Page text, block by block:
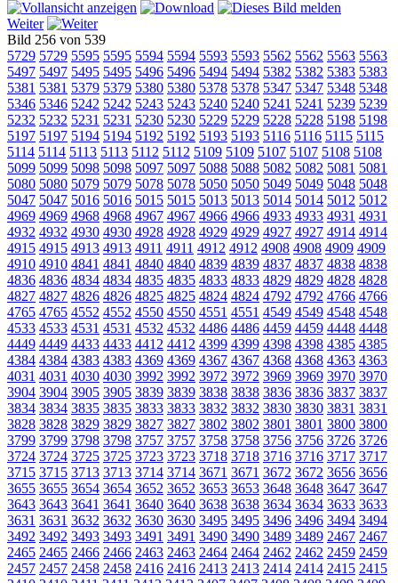
Weiter
Bild 256 von 539
5729 5729 5595 5595 5594 5594 5593 5593 5562 5562 5563 5563
5497 5497 5495 5495 5496 5496 5494 5494 5382 5382 5383 5383
5381 5381 5379 5379 5380 5380 5378 5378 5347 5347 5348 5348
5346 5346 5242 5242 5243 5243 5240 5240 5241 5241 5239 5239
5232 5232 5231 5231 5230 5230 5229 5229 5228 5228 5198 5198
5197 5197 5194 5194 5192 5192 5193 5193 5116 5116 5115 5115
5114 5114 5113 5113 5112 5112 5109 5109 5107 5107 5108 5108
5099 5099 5098 5098 5097 5097 5088 5088 5082 5082 5081 5081
5080 5080 5079 5079 5078 5078 5050 5050 5049 5049 5048 5048
5047 5047 5016 5016 5015 5015 5013 5013 5014 5014 5012 5012
4969 4969 4968 4968 4967 4967 4966 4966 4933 4933 4931 4931
4932 4932 4930 4930 4928 4928 4929 4929 4927 4927 4914 4914
4915 4915 4913 4913 4911 4911 4912 4912 4908 4908 4909 4909
4910 4910 4841 4841 4840 4840 4839 4839 4837 4837 4838 4838
4836 4836 4834 4834 4835 4835 4833 4833 4829 4829 4828 4828
4827 4827 4826 4826 4825 4825 4824 4824 4792 4792 4766 4766
4765 4765 4552 4552 4550 4550 4551 4551 4549 4549 4548 4548
4533 4533 4531 4531 4532 4532 4486 4486 4459 4459 4448 4448
4449 4449 4433 4433 4412 4412 4399 4399 4398 4398 4385 4385
4384 4384 4383 4383 4369 4369 4367 4367 4368 4368 4363 4363
4031 4031 4030 4030 3992 3992 3972 3972 3969 3969 3970 3970
3904 3904 3905 3905 3839 3839 3838 3838 3836 3836 3837 3837
3834 3834 3835 3835 3833 3833 3832 3832 3830 3830 3831 3831
3828 3828 3829 3829 3827 3827 3802 3802 3801 3801 3800 3800
3799 3799 3798 3798 3757 3757 3758 3758 3756 3756 3726 3726
3724 3724 3725 3725 3723 3723 3718 3718 3716 3716 3717 3717
3715 3715 3713 3713 3714 3714 3671 3671 3672 3672 3656 3656
3655 3655 3654 3654 3652 3652 3653 3653 3648 3648 3647 3647
3643 3643 3641 3641 3640 3640 3638 3638 3634 3634 3633 3633
3631 3631 3632 3632 3630 3630 3495 3495 3496 3496 3494 3494
3492 3492 3493 3493 3491 3491 3490 3490 3489 3489 2467 2467
2465 2465 2466 2466 2463 2463 2464 2464 2462 2462 2459 2459
2457 2457 2458 2458 2416 2416 2413 2413 2414 2414 2415 2415